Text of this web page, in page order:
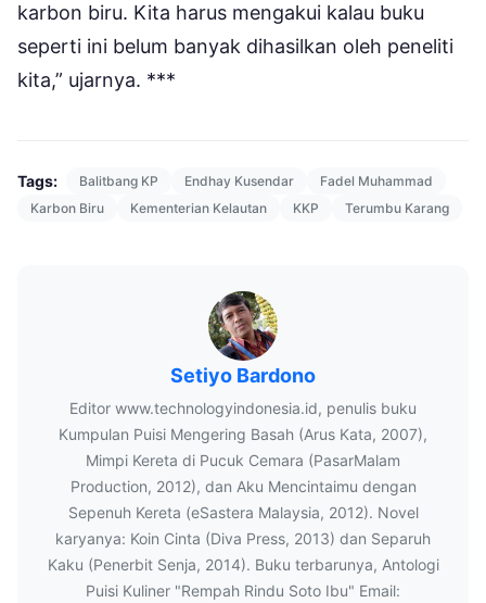
karbon biru. Kita harus mengakui kalau buku
seperti ini belum banyak dihasilkan oleh peneliti
kita,” ujarnya. ***
Tags: Balitbang KP Endhay Kusendar
Fadel Muhammad
Karbon Biru
Kementerian Kelautan KKP Terumbu Karang
Setiyo Bardono
Editor www.technologyindonesia.id, penulis buku
Kumpulan Puisi Mengering Basah (Arus Kata, 2007),
Mimpi Kereta di Pucuk Cemara (PasarMalam
Production, 2012), dan Aku Mencintaimu dengan
Sepenuh Kereta (eSastera Malaysia, 2012). Novel
karyanya: Koin Cinta (Diva Press, 2013) dan Separuh
Kaku (Penerbit Senja, 2014). Buku terbarunya, Antologi
Puisi Kuliner "Rempah Rindu Soto Ibu" Email: